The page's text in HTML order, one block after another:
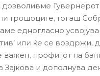
дозволивме
трошоците, тогаш
едногласно
или ќе се воздржи,
важен, профитот на
и дополнува